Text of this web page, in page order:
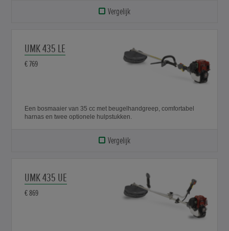
Vergelijk
UMK 435 LE
€ 769
Een bosmaaier van 35 cc met beugelhandgreep, comfortabel
harnas en twee optionele hulpstukken.
Vergelijk
UMK 435 UE
€ 869